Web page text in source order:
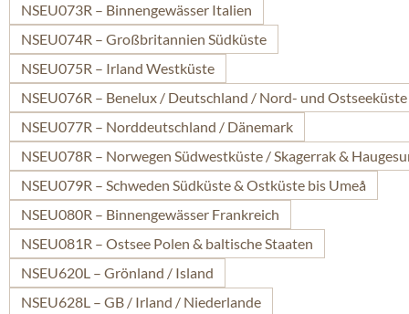
NSEU073R – Binnengewässer Italien
NSEU074R – Großbritannien Südküste
NSEU075R – Irland Westküste
NSEU076R – Benelux / Deutschland / Nord- und Ostseeküste
NSEU077R – Norddeutschland / Dänemark
NSEU078R – Norwegen Südwestküste / Skagerrak &
NSEU079R – Schweden Südküste & Ostküste bis Umeå
NSEU080R – Binnengewässer Frankreich
NSEU081R – Ostsee Polen & baltische Staaten
NSEU620L – Grönland / Island
NSEU628L – GB / Irland / Niederlande